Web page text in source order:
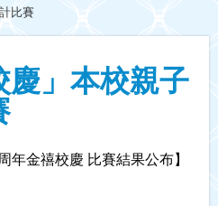
比賽
慶」本校親子
年金禧校慶 比賽結果公布】